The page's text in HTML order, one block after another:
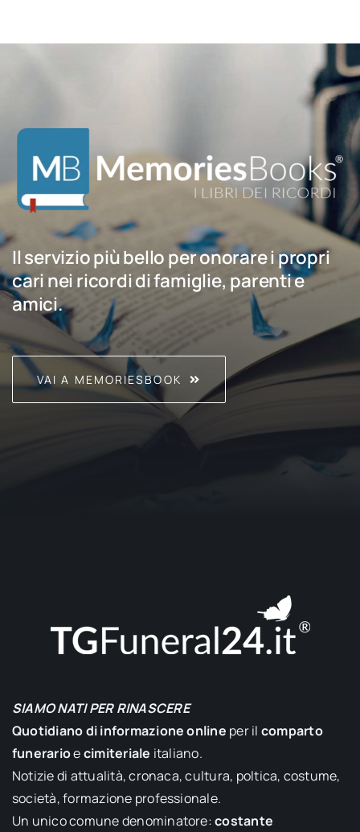
Il servizio più bello per onorare i propri
cari nei ricordi di famiglie, parenti e
amici.
VAI A MEMORIESBOOK
SIAMO NATI PER RINASCERE
Quotidiano di informazione online per il comparto
funerarioecimiteriale italiano.
Notizie di attualità, cronaca, cultura, poltica, costume,
società, formazione professionale.
Un unico comune denominatore:costante